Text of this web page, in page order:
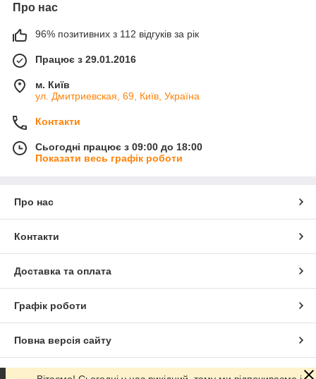
Про нас
96% позитивних з 112 відгуків за рік
Працює з 29.01.2016
м. Київ
ул. Дмитриевская, 69, Київ, Україна
Контакти
Сьогодні працює з 09:00 до 18:00
Показати весь графік роботи
Про нас
Контакти
Доставка та оплата
Графік роботи
Повна версія сайту
Сайт створено на маркетплейсі Prom.ua